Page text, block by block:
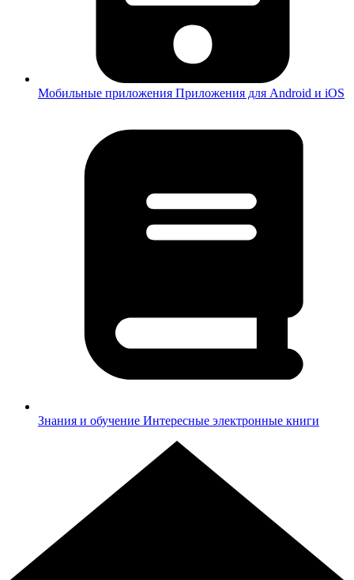
Мобильные приложения Приложения для Android и iOS
Знания и обучение Интересные электронные книги